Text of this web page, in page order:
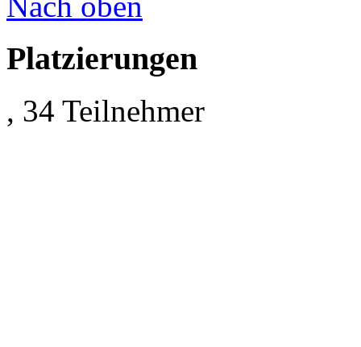
Platzierungen
, 34 Teilnehmer